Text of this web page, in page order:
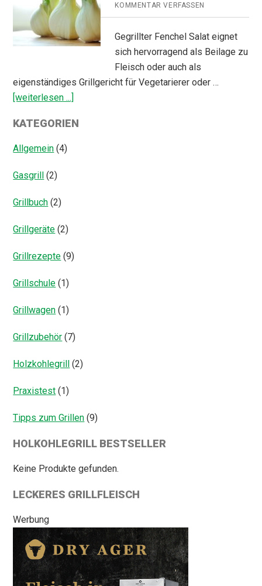
KOMMENTAR VERFASSEN
Gegrillter Fenchel Salat eignet
sich hervorragend als Beilage zu
Fleisch oder auch als
eigenständiges Grillgericht für Vegetarierer oder …
[weiterlesen ...]
Salat
KATEGORIEN
Allgemein (4)
Gasgrill (2)
Grillbuch (2)
Grillgeräte (2)
Grillrezepte (9)
Grillschule (1)
Grillwagen (1)
Grillzubehör (7)
Holzkohlegrill (2)
Praxistest (1)
Tipps zum Grillen (9)
HOLKOHLEGRILL BESTSELLER
Keine Produkte gefunden.
LECKERES GRILLFLEISCH
Werbung